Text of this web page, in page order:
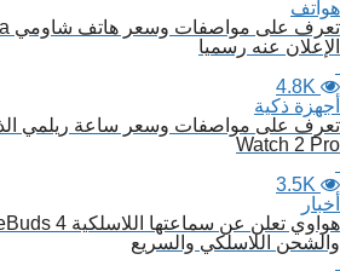
هواتف
الإعلان عنه رسميا
4.8K
أجهزة ذكية
Watch 2 Pro
3.5K
أخبار
والشحن اللاسلكي والسريع